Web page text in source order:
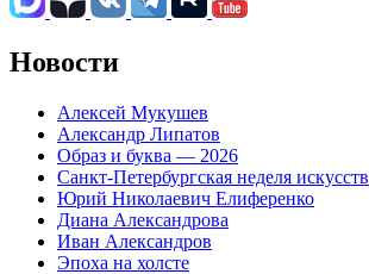
Новости
Алексей Мукушев
Александр Липатов
Образ и буква — 2026
Санкт-Петербургская неделя искусств
Юрий Николаевич Елиференко
Диана Александрова
Иван Александров
Эпоха на холсте